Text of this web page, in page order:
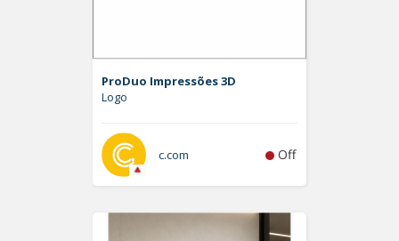
ProDuo Impressões 3D
Logo
c.com Off